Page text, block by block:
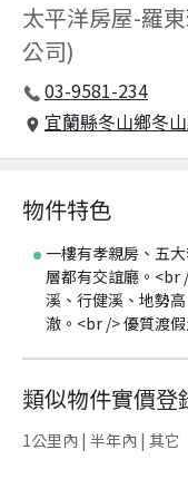
太平洋房屋-羅
公司)
03-9581-234
宜蘭縣冬山鄉冬
物件特色
一樓有孝親房、五
層都有交誼廳。<br
溪、行健溪、地勢
澈。<br /> 優質渡假
類似物件實價登
1公里內 | 半年內 | 其它